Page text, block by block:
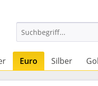
Euro Silber